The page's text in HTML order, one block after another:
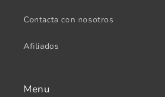
Contacta con nosotros
Afiliados
Menu